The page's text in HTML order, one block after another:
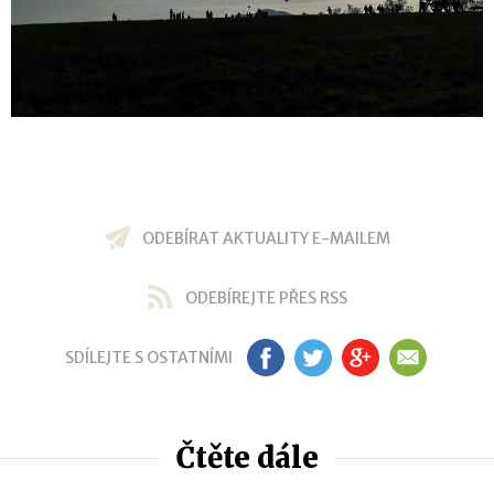
ODEBÍRAT AKTUALITY E-MAILEM
ODEBÍREJTE PŘES RSS
SDÍLEJTE S OSTATNÍMI FB TW GP EM
Čtěte dále